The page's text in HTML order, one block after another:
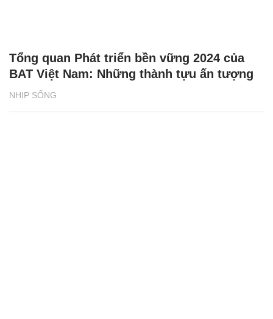
NHỊP SỐNG
Tổng quan Phát triển bền vững 2024 của
BAT Việt Nam: Những thành tựu ấn tượng